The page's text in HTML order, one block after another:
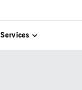
Services